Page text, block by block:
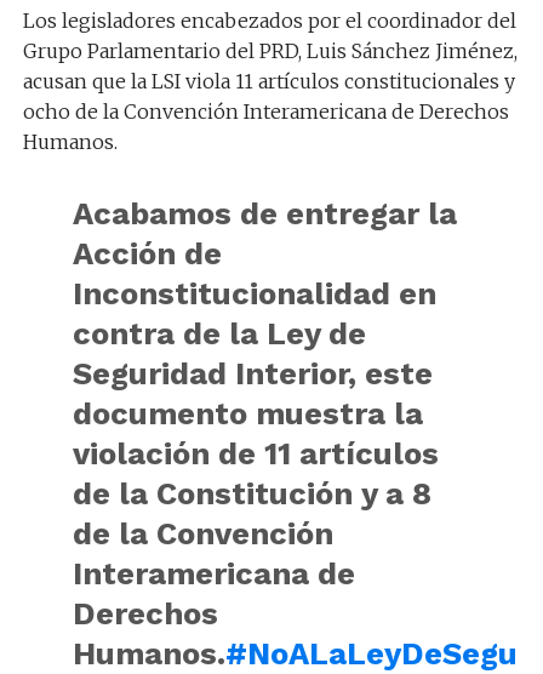
Los legisladores encabezados por el coordinador del
Grupo Parlamentario del PRD, Luis Sánchez Jiménez,
acusan que la LSI viola 11 artículos constitucionales y
ocho de la Convención Interamericana de Derechos
Humanos.
Acabamos de entregar la
Acción de
Inconstitucionalidad en
contra de la Ley de
Seguridad Interior, este
documento muestra la
violación de 11 artículos
de la Constitución y a 8
de la Convención
Interamericana de
Derechos
Humanos.